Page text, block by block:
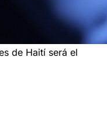
de Haití será el